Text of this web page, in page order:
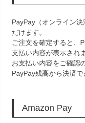
PayPay（オンライン
だけます。
ご注文を確定すると、
支払い内容が表示され
お支払い内容をご確認
PayPay残高から決済で
Amazon Pay